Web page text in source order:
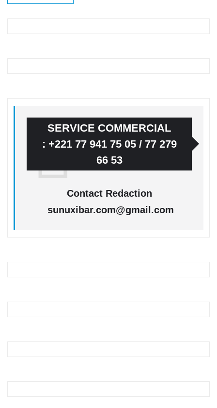
SERVICE COMMERCIAL
: +221 77 941 75 05 / 77 279
66 53
Contact Redaction
sunuxibar.com@gmail.com